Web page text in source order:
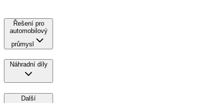
Řešení pro
automobilový
průmysl
Náhradní díly
Další